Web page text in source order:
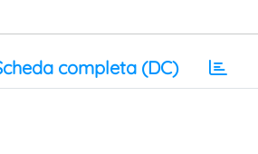
completa (DC)